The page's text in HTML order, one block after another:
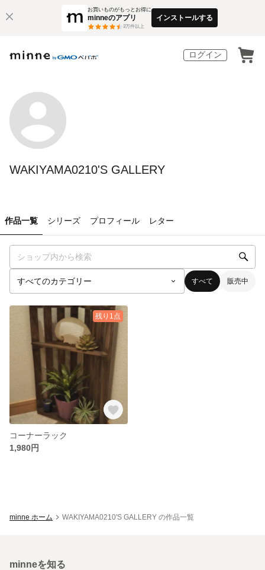
お買いものがもっとお得に
minneのアプリ
3万件以上
インストールする
ログイン
WAKIYAMA0210'S GALLERY
作品一覧 シリーズ プロフィール レター
すべて 販売中
残り1点
コーナーラック
1,980円
minne ホーム WAKIYAMA0210'S GALLERY の作品一覧
minneを知る